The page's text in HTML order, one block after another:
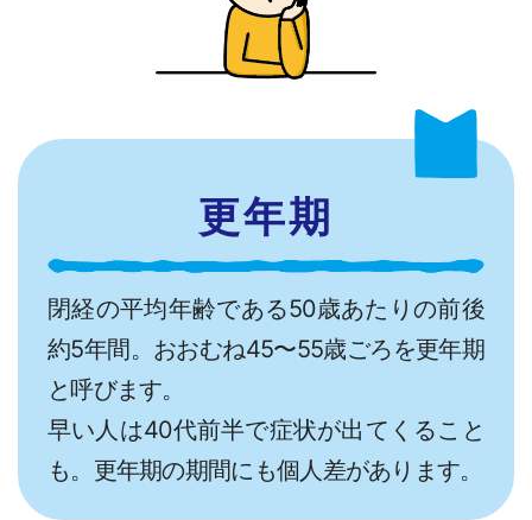
更年期
閉経の平均年齢である50歳あたりの前後
約5年間。おおむね45〜55歳ごろを更年期
と呼びます。
早い人は40代前半で症状が出てくること
も。更年期の期間にも個人差があります。